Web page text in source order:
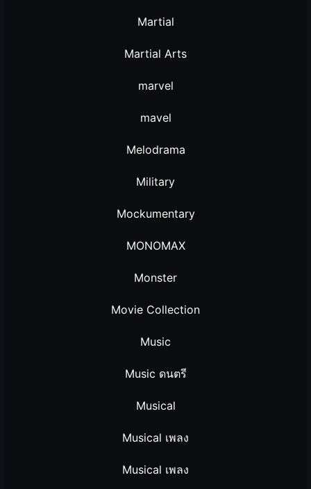
Martial
Martial Arts
marvel
mavel
Melodrama
Military
Mockumentary
MONOMAX
Monster
Movie Collection
Music
Music ดนตรี
Musical
Musical เพลง
Musical เพลง